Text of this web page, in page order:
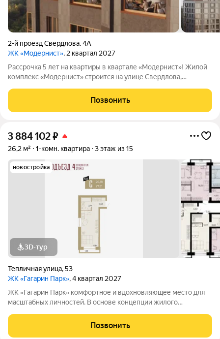
2-й проезд Свердлова,4А
ЖК «Модернист», 2 квартал 2027
Рассрочка 5 лет на квартиры в квартале «Модернист»! Жилой
комплекс «Модернист» строится на улице Свердлова,
образовательному и культурному центру. Здесь каждая деталь
помогает жить, отдыхать и
Позвонить
3 884 102₽
26,2 м² 1-комн. квартира 3 этаж из 15
новостройка
3D-тур
Тепличная улица,53
ЖК «Гагарин Парк», 4 квартал 2027
ЖК «Гагарин Парк» комфортное и вдохновляющее место для
масштабных личностей. В основе концепции жилого
великого летчика-космонавта и героя СССР. Жилой квартал
«Гагарин Парк» расположился в
Позвонить